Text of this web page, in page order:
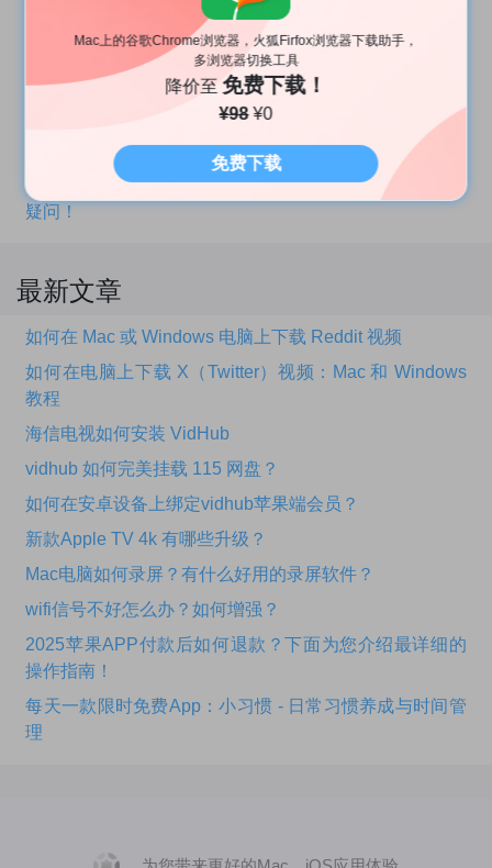
Mac上的谷歌Chrome浏览器，火狐Firfox浏览器下载助手，
多浏览器切换工具
降价至免费下载！
¥98 ¥0
免费下载
Alist小白如何挂载？保姆级教程！
VidHub 如何完美挂载夸克网盘？
iPhone, iPad上彻底隐藏应用的应用锁
VidHub 媒体库文件命名规则
苹果App付费后如何退款?
VidHub完全指南：轻松打造个人电影库，解决所有使用
疑问！
最新文章
如何在 Mac 或 Windows 电脑上下载 Reddit 视频
如何在电脑上下载 X（Twitter）视频：Mac 和 Windows
教程
海信电视如何安装 VidHub
vidhub 如何完美挂载 115 网盘？
如何在安卓设备上绑定vidhub苹果端会员？
新款Apple TV 4k 有哪些升级？
Mac电脑如何录屏？有什么好用的录屏软件？
wifi信号不好怎么办？如何增强？
2025苹果APP付款后如何退款？下面为您介绍最详细的
操作指南！
每天一款限时免费App：小习惯 - 日常习惯养成与时间管
理